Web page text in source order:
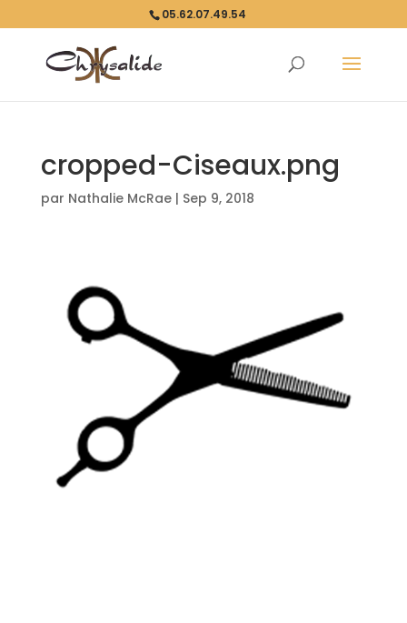
05.62.07.49.54
cropped-Ciseaux.png
par Nathalie McRae| Sep 9, 2018